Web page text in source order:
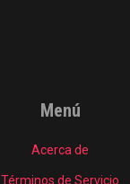
Menú
Acerca de
Términos de Servicio